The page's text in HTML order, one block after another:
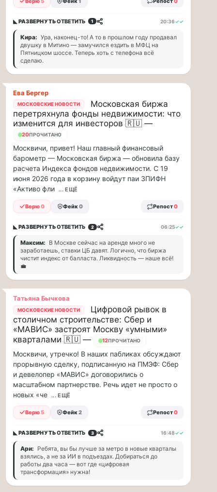
находится
жаре
не
более
20
минут
Для
людей
с
сердечно-
сосудистыми
заболеваниями
жара
это
дополнительная
нагрузка
на
ор...
ВСК
производителю
упаковки
88
млн
в…
ВСК
выплатила
производителю
упаковки
88
млн
рублей
в
связи
с
повреждением
оборудования
Дом
выплатил
ООО
ПТК
◣ РАЗВЕРНУТЬОТВЕТИТЬ 1 20:36✓✓
Кира: Ура, наконец-то! А то в прошлом году продавал
двушку в Митино — замучился ездить в МФЦ на
Пятницком шоссе. Теперь хоть с телефона всё
сделаю.
Ева Бергеp
МОСКОВСКИЕ НОВОСТИ
Московская биржа
перетряхнула фонды недвижимости: что
изменится для инвесторов 🇷🇺 —
20ПРОЧИТАНО
Москвичи, привет! Наш главный финансовый
барометр — Московская биржа — обновила базу
расчета Индекса фондов недвижимости. С 19
июня 2026 года в корзину войдут паи ЗПИФН
«Активо фли ... ЕЩЁ
Верю0 Фейк0 Репост0
◣ РАЗВЕРНУТЬОТВЕТИТЬ 2 06:25✓✓
Максим: В Москве сейчас на аренде много не
заработаешь, ставки ЦБ давят. Логично, что биржа
чистит индекс от балласта. Ликвидность — наше всё!
💼
Татьяна Бычкова
МОСКОВСКИЕ НОВОСТИ
Цифровой рывок в
столичном строительстве: Сбер и
«МАВИС» застроят Москву «умными»
кварталами 🇷🇺 —
12ПРОЧИТАНО
Москвичи, утречко! В наших пабликах обсуждают
прорывную сделку, подписанную на ПМЭФ: Сбер
и девелопер «МАВИС» договорились о
масштабном партнерстве. Речь идет не просто о
новых «че ... ЕЩЁ
Верю 5 Фейк2 Репост0
◣ РАЗВЕРНУТЬОТВЕТИТЬ 3 16:48✓✓
Ари: Ребята, вы бы лучше за метро в новые кварталы
взялись, а не за ИИ в подъездах. Добираться до
работы два часа — вот где «цифровая
трансформация» нужна!